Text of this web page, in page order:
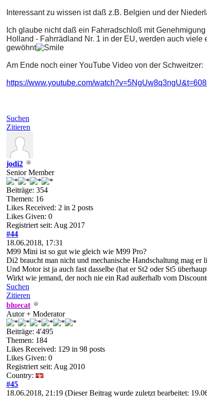
Interessant zu wissen ist daß z.B. Belgien und der
Ich glaube nicht daß ein Fahrradschloß mit
Holland - Fahrrädland Nr. 1 in der EU, werden auch
gewöhnt
Am Ende noch einer YouTube Video von der Schweitzer:
https://www.youtube.com/
Suchen
Zitieren
jodi2
Senior Member
Beiträge: 354
Themen: 16
Likes Received: 2 in 2 posts
Likes Given: 0
Registriert seit: Aug 2017
#44
18.06.2018, 17:31
M99 Mini ist so gut wie gleich wie M99 Pro?
Di2 braucht man nicht und mechanische Handschaltung mag er
Und Motor ist ja auch fast dasselbe (hat er St2 oder St5
Wirkt wie jemand, der noch nie ein Rad außerhalb vom
Suchen
Zitieren
bluecat
Autor + Moderator
Beiträge: 4'495
Themen: 184
Likes Received: 129 in 98 posts
Likes Given: 0
Registriert seit: Aug 2010
Country:
#45
18.06.2018, 21:19 (Dieser Beitrag wurde zuletzt bearbeitet: